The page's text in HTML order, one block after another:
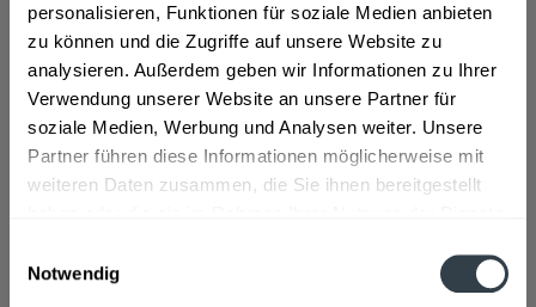
personalisieren, Funktionen für soziale Medien anbieten
zu können und die Zugriffe auf unsere Website zu
analysieren. Außerdem geben wir Informationen zu Ihrer
Verwendung unserer Website an unsere Partner für
soziale Medien, Werbung und Analysen weiter. Unsere
Partner führen diese Informationen möglicherweise mit
weiteren Daten zusammen, die Sie ihnen bereitgestellt
Notwendig
In denWarenkorb
Artikel-Nr.:
21054
Verfügbar in:
Beschreibung
"ABK Aktien Fendt Dieselross-Öl 24 x 0,33l"